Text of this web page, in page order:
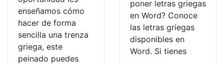
enseñamos cómo
hacer de forma
sencilla una trenza
griega, este
peinado puedes
poner letras griegas
en Word? Conoce
las letras griegas
disponibles en
Word. Si tienes